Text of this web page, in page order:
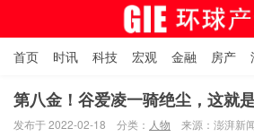
首页 时讯 科技 宏观 金融 房产
人物 自贸港在线
第八金！谷爱凌一骑绝尘，这就
发布于 2022-02-18 分类： 人物 来源：澎湃新